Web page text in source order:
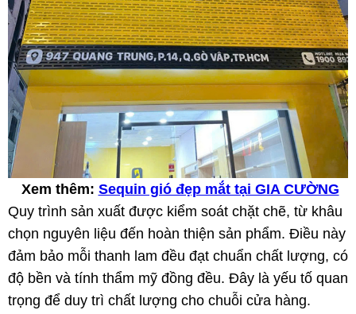
Xem thêm: Sequin gió đẹp mắt tại GIA CƯỜNG
Quy trình sản xuất được kiểm soát chặt chẽ, từ khâu
chọn nguyên liệu đến hoàn thiện sản phẩm. Điều này
đảm bảo mỗi thanh lam đều đạt chuẩn chất lượng, có
độ bền và tính thẩm mỹ đồng đều. Đây là yếu tố quan
trọng để duy trì chất lượng cho chuỗi cửa hàng.